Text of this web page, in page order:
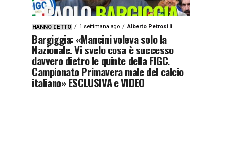
HANNO DETTO 1 settimana ago Alberto Petrosilli
Bargiggia: «Mancini voleva solo la
Nazionale. Vi svelo cosa è successo
davvero dietro le quinte della FIGC.
Campionato Primavera male del calcio
italiano» ESCLUSIVA e VIDEO